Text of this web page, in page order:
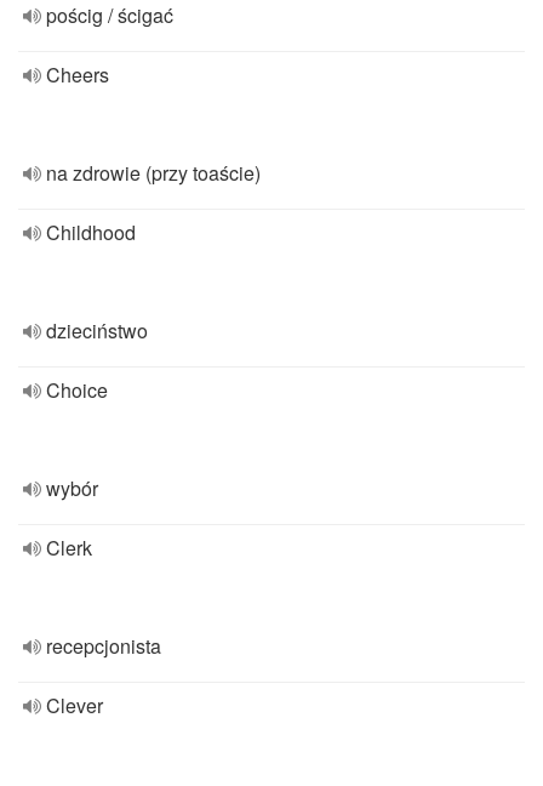
pościg / ścigać
Cheers
na zdrowie (przy toaście)
Childhood
dzieciństwo
Choice
wybór
Clerk
recepcjonista
Clever